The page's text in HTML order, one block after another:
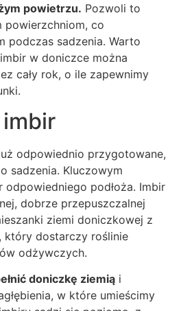
powietrzu. Pozwoli to
powierzchniom, co
podczas sadzenia. Warto
w doniczce można
cały rok, o ile zapewnimy
odpowiednio przygotowane,
sadzenia. Kluczowym
odpowiedniego podłoża. Imbir
dobrze przepuszczalnej
ziemi doniczkowej z
który dostarczy roślinie
odżywczych.
doniczkę ziemią i
w które umieścimy